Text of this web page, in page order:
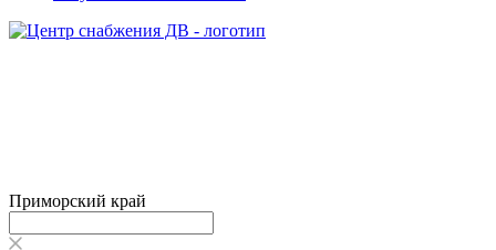
Приморский край